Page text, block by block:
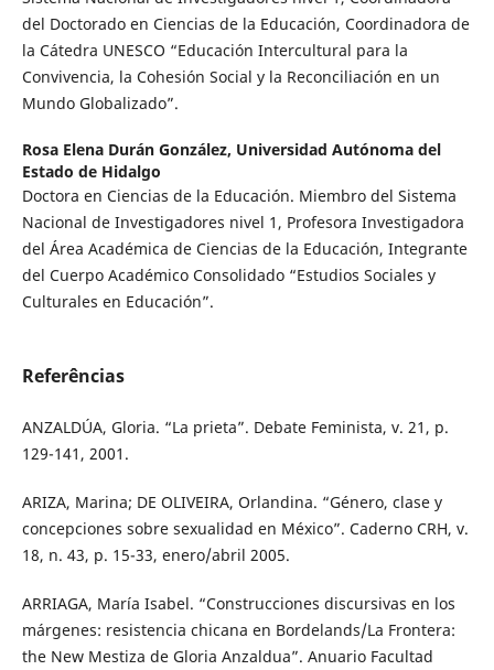
del Doctorado en Ciencias de la Educación, Coordinadora de
la Cátedra UNESCO “Educación Intercultural para la
Convivencia, la Cohesión Social y la Reconciliación en un
Mundo Globalizado”.
Rosa Elena Durán González, Universidad Autónoma del
Estado de Hidalgo
Doctora en Ciencias de la Educación. Miembro del Sistema
Nacional de Investigadores nivel 1, Profesora Investigadora
del Área Académica de Ciencias de la Educación, Integrante
del Cuerpo Académico Consolidado “Estudios Sociales y
Culturales en Educación”.
Referências
ANZALDÚA, Gloria. “La prieta”. Debate Feminista, v. 21, p.
129-141, 2001.
ARIZA, Marina; DE OLIVEIRA, Orlandina. “Género, clase y
concepciones sobre sexualidad en México”. Caderno CRH, v.
18, n. 43, p. 15-33, enero/abril 2005.
ARRIAGA, María Isabel. “Construcciones discursivas en los
márgenes: resistencia chicana en Bordelands/La Frontera:
the New Mestiza de Gloria Anzaldua”. Anuario Facultad